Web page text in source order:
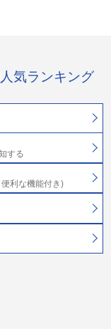
気ランキング
する
利な機能付き)